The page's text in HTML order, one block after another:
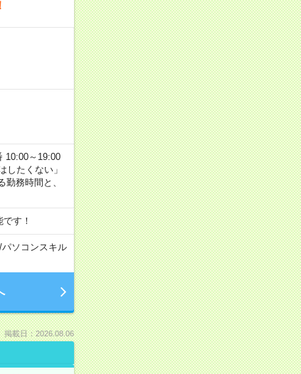
10:00～19:00
したくない」
務時間と、
す！
/パソコンスキル
掲載日：2026.08.06